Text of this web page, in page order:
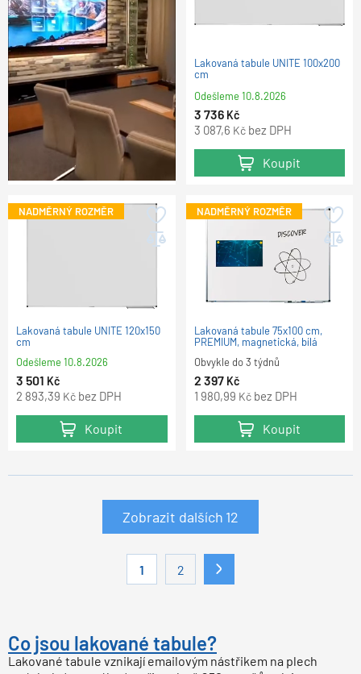
Lakovaná tabule UNITE 100x200
cm
Odešleme10.8.2026
3 736 Kč
3 087,6 Kč bez DPH
Koupit
NADMĚRNÝ ROZMĚR
Lakovaná tabule UNITE 120x150
cm
Odešleme10.8.2026
3 501 Kč
2 893,39 Kč bez DPH
Koupit
NADMĚRNÝ ROZMĚR
Lakovaná tabule 75x100 cm,
PREMIUM, magnetická, bílá
Obvykle do 3 týdnů
2 397 Kč
1 980,99 Kč bez DPH
Koupit
1 2
Zobrazit dalších 12
Co jsou lakované tabule?
Lakované tabule vznikají emailovým nástřikem na plech